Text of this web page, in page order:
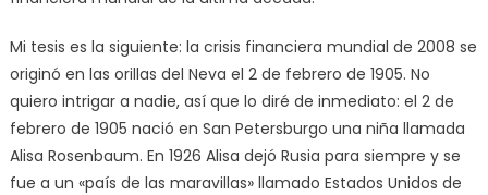
Mi tesis es la siguiente: la crisis financiera mundial de 2008 se
originó en las orillas del Neva el 2 de febrero de 1905. No
quiero intrigar a nadie, así que lo diré de inmediato: el 2 de
febrero de 1905 nació en San Petersburgo una niña llamada
Alisa Rosenbaum. En 1926 Alisa dejó Rusia para siempre y se
fue a un «país de las maravillas» llamado Estados Unidos de